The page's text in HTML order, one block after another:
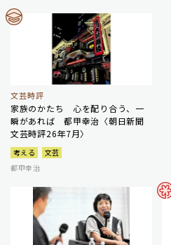
文芸時評
家族のかたち 心を配り合う、一
瞬があれば 都甲幸治〈朝日新聞
文芸時評26年7月〉
考える
文芸
都甲幸治